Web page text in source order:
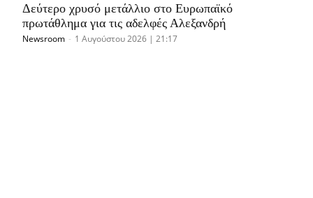
Δεύτερο χρυσό μετάλλιο στο Ευρωπαϊκό
πρωτάθλημα για τις αδελφές Αλεξανδρή
Newsroom - 1 Αυγούστου 2026 | 21:17